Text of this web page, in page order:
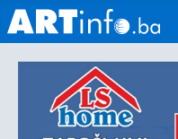
Početna
Vijesti